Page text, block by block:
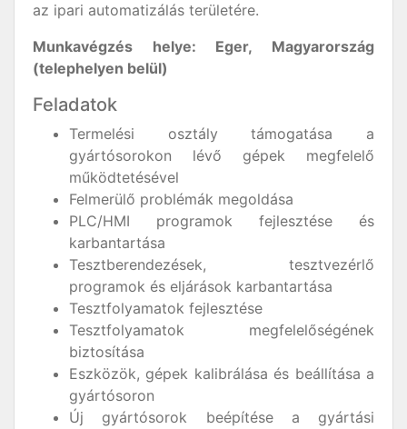
az ipari automatizálás területére.
Munkavégzés helye: Eger, Magyarország
(telephelyen belül)
Feladatok
Termelési osztály támogatása a
gyártósorokon lévő gépek megfelelő
működtetésével
Felmerülő problémák megoldása
PLC/HMI programok fejlesztése és
karbantartása
Tesztberendezések, tesztvezérlő
programok és eljárások karbantartása
Tesztfolyamatok fejlesztése
Tesztfolyamatok megfelelőségének
biztosítása
Eszközök, gépek kalibrálása és beállítása a
gyártósoron
Új gyártósorok beépítése a gyártási